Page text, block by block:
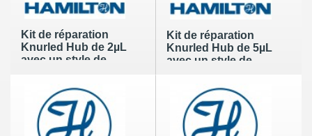
Kit de réparation
Knurled Hub de 2µL
avec un style de
Kit de réparation
Knurled Hub de 5µL
avec un style de